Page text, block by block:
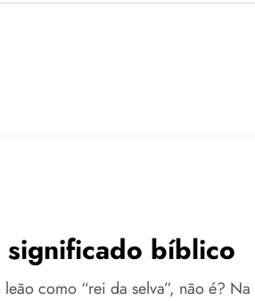
significado bíblico
como “rei da selva”, não é?